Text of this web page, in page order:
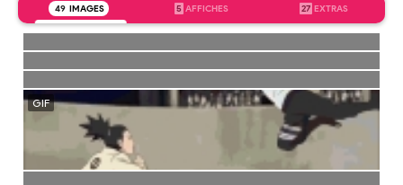
49 IMAGES 5 AFFICHES 27 EXTRAS